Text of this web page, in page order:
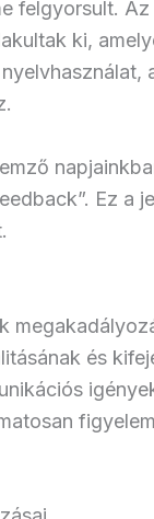
felgyorsult.
ki,
Ez a
és